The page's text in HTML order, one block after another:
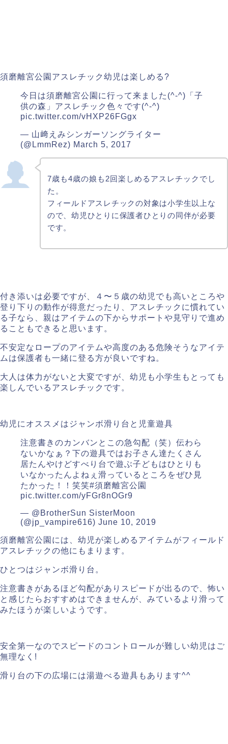
須磨離宮公園アスレチック幼児は楽しめる?
今日は須磨離宮公園に行って来ました(^-^)「子
供の森」アスレチック色々です(^-^)
pic.twitter.com/vHXP26FGgx
— 山﨑えみシンガーソングライター
(@LmmRez) March 5, 2017
7歳も4歳の娘も2回楽しめるアスレチックでし
た。
フィールドアスレチックの対象は小学生以上な
ので、幼児ひとりに保護者ひとりの同伴が必要
です。
付き添いは必要ですが、４〜５歳の幼児でも高いところや
登り下りの動作が得意だったり、アスレチックに慣れてい
る子なら、親はアイテムの下からサポートや見守りで進め
ることもできると思います。
不安定なロープのアイテムや高度のある危険そうなアイテ
ムは保護者も一緒に登る方が良いですね。
大人は体力がないと大変ですが、幼児も小学生もとっても
楽しんでいるアスレチックです。
幼児にオススメはジャンボ滑り台と児童遊具
注意書きのカンバンとこの急勾配（笑）伝わら
ないかなぁ？下の遊具ではお子さん達たくさん
居たんやけどすべり台で遊ぶ子どもはひとりも
いなかったんよねぇ滑っているところをぜひ見
たかった！！笑笑#須磨離宮公園
pic.twitter.com/yFGr8nOGr9
— @BrotherSun SisterMoon
(@jp_vampire616) June 10, 2019
須磨離宮公園には、幼児が楽しめるアイテムがフィールド
アスレチックの他にもまります。
ひとつはジャンボ滑り台。
注意書きがあるほど勾配がありスピードが出るので、怖い
と感じたらおすすめはできませんが、みているより滑って
みたほうが楽しいようです。
安全第一なのでスピードのコントロールが難しい幼児はご
無理なく!
滑り台の下の広場には湯遊べる遊具もあります^^